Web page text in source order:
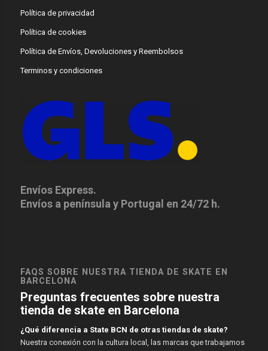
Política de privacidad
Política de cookies
Política de Envíos, Devoluciones y Reembolsos
Terminos y condiciones
Envíos Express.
Envíos a península y Portugal en 24/72 h.
FAQS SOBRE NUESTRA TIENDA DE SKATE EN
BARCELONA
Preguntas frecuentes sobre nuestra
tienda de skate en Barcelona
¿Qué diferencia a State BCN de otras tiendas de skate?
Nuestra conexión con la cultura local, las marcas que trabajamos